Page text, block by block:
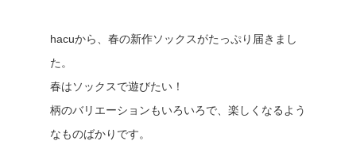
hacuから、春の新作ソックスがたっぷり届きまし
た。
春はソックスで遊びたい！
柄のバリエーションもいろいろで、楽しくなるよう
なものばかりです。